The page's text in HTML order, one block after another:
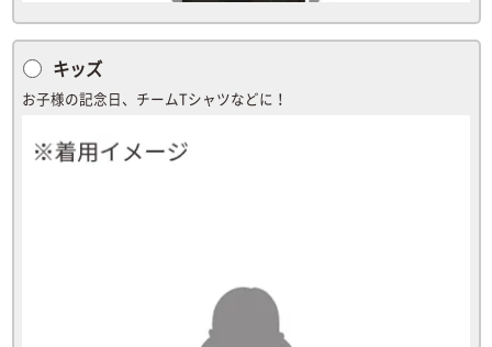
キッズ
お子様の記念日、チームTシャツなどに！